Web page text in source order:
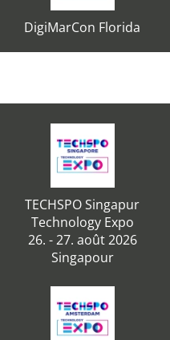
DigiMarCon Florida
TECHSPO Singapur
Technology Expo
26. - 27. août 2026
Singapour